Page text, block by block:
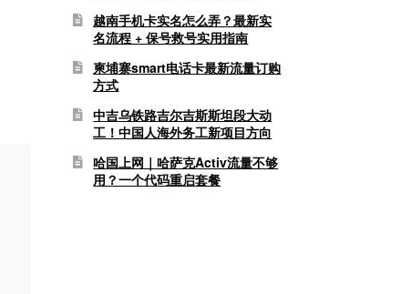
越南手机卡实名怎么弄？最新实
名流程 + 保号救号实用指南
柬埔寨smart电话卡最新流量订购
方式
中吉乌铁路吉尔吉斯斯坦段大动
工！中国人海外务工新项目方向
哈国上网｜哈萨克Activ流量不够
用？一个代码重启套餐